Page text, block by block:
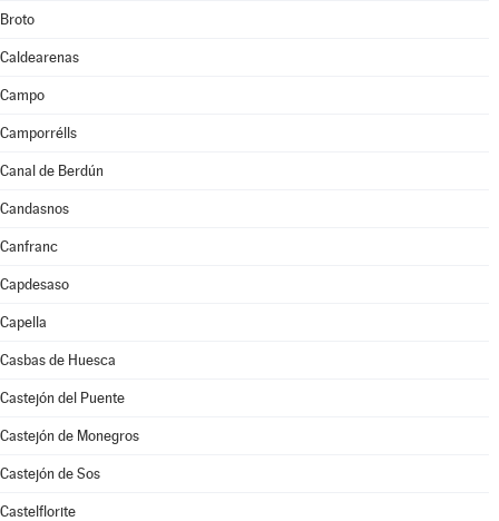
Broto
Caldearenas
Campo
Camporrélls
Canal de Berdún
Candasnos
Canfranc
Capdesaso
Capella
Casbas de Huesca
Castejón del Puente
Castejón de Monegros
Castejón de Sos
Castelflorite